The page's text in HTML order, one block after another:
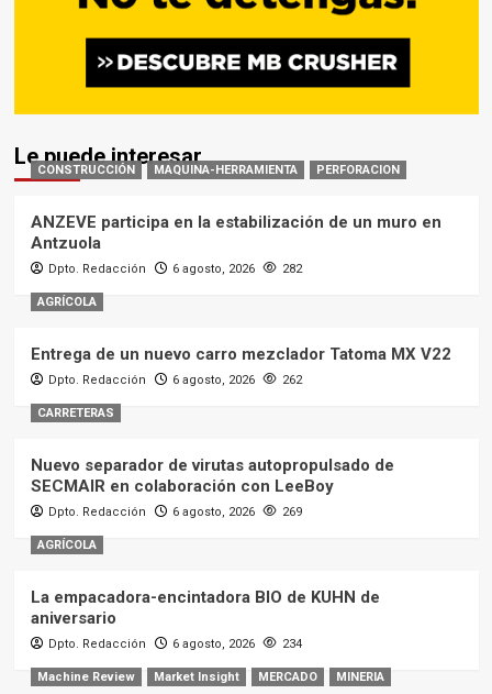
Le puede interesar
CONSTRUCCIÓN MAQUINA-HERRAMIENTA PERFORACION
ANZEVE participa en la estabilización de un muro en
Antzuola
Dpto. Redacción 6 agosto, 2026 282
AGRÍCOLA
Entrega de un nuevo carro mezclador Tatoma MX V22
Dpto. Redacción 6 agosto, 2026 262
CARRETERAS
Nuevo separador de virutas autopropulsado de
SECMAIR en colaboración con LeeBoy
Dpto. Redacción 6 agosto, 2026 269
AGRÍCOLA
La empacadora-encintadora BIO de KUHN de
aniversario
Dpto. Redacción 6 agosto, 2026 234
Machine Review Market Insight MERCADO MINERIA